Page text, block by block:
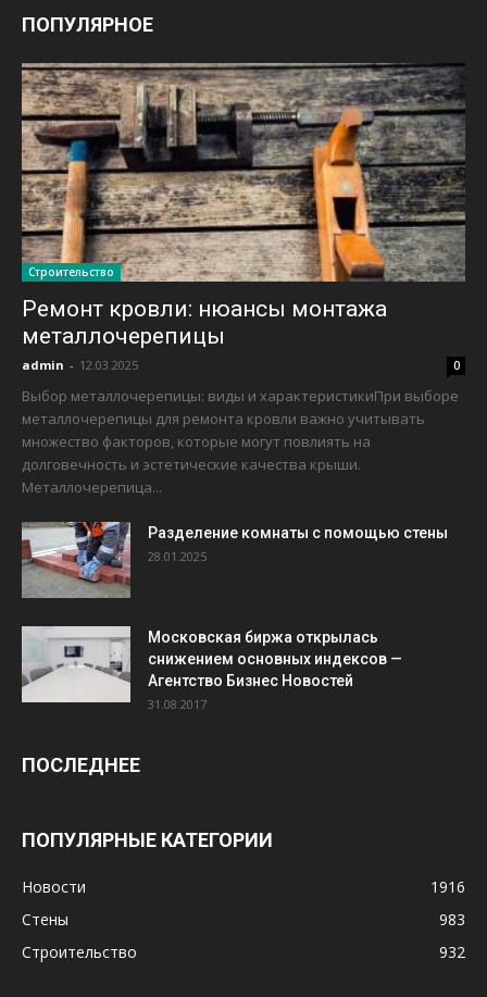
ПОПУЛЯРНОЕ
Строительство
Ремонт кровли: нюансы монтажа
металлочерепицы
admin - 12.03.2025 0
Выбор металлочерепицы: виды и характеристикиПри выборе
металлочерепицы для ремонта кровли важно учитывать
множество факторов, которые могут повлиять на
долговечность и эстетические качества крыши.
Металлочерепица...
Разделение комнаты с помощью стены
28.01.2025
Московская биржа открылась
снижением основных индексов —
Агентство Бизнес Новостей
31.08.2017
ПОСЛЕДНЕЕ
ПОПУЛЯРНЫЕ КАТЕГОРИИ
Новости
1916
Стены
983
Строительство
932